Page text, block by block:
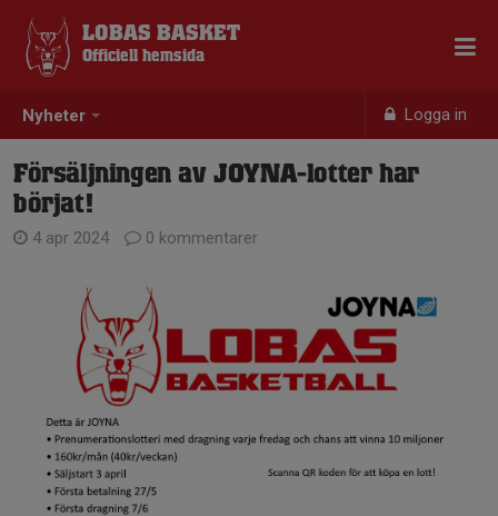
Nyheter Logga in
LOBAS BASKET
Officiell hemsida
Försäljningen av JOYNA-lotter har
börjat!
4 apr 2024 0 kommentarer